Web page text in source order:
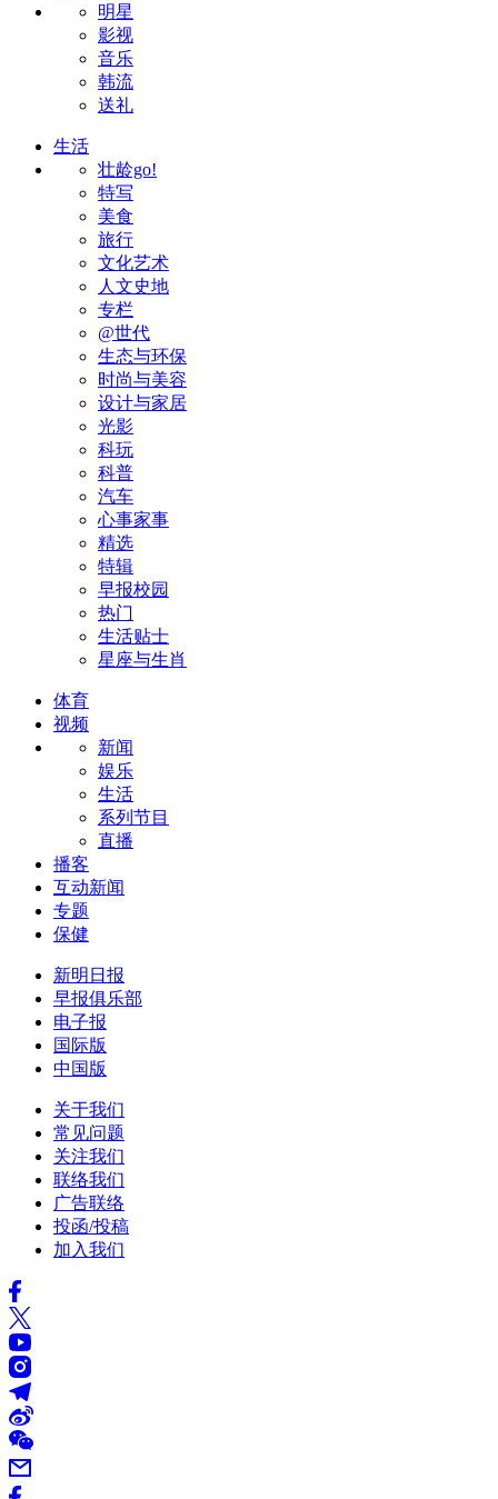
明星
影视
音乐
韩流
送礼
生活
壮龄go!
特写
美食
旅行
文化艺术
人文史地
专栏
@世代
生态与环保
时尚与美容
设计与家居
光影
科玩
科普
汽车
心事家事
精选
特辑
早报校园
热门
生活贴士
星座与生肖
体育
视频
新闻
娱乐
生活
系列节目
直播
播客
互动新闻
专题
保健
新明日报
早报俱乐部
电子报
国际版
中国版
关于我们
常见问题
关注我们
联络我们
广告联络
投函/投稿
加入我们